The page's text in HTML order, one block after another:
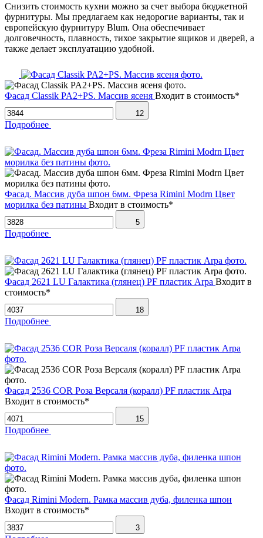
Снизить стоимость кухни можно за счет выбора бюджетной
фурнитуры. Мы предлагаем как недорогие варианты, так и
европейскую фурнитуру Blum. Она обеспечивает
долговечность, плавность, тихое закрытие ящиков и дверей, а
также делает эксплуатацию удобной.
Фасад Classik PA2+PS. Массив ясеня Входит в стоимость*
12
Подробнее
Фасад. Массив дуба шпон 6мм. Фреза Rimini Modrn Цвет
морилка без патины Входит в стоимость*
5
Подробнее
Фасад 2621 LU Галактика (глянец) PF пластик Arpa Входит в
стоимость*
18
Подробнее
Фасад 2536 COR Роза Версаля (коралл) PF пластик Arpa
Входит в стоимость*
15
Подробнее
Фасад Rimini Modern. Рамка массив дуба, филенка шпон
Входит в стоимость*
3